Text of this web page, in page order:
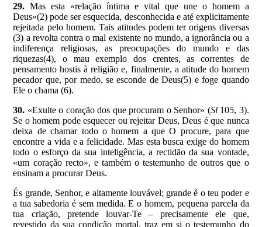
29. Mas esta «relação íntima e vital que une o homem a
Deus»(2) pode ser esquecida, desconhecida e até explicitamente
rejeitada pelo homem. Tais atitudes podem ter origens diversas
(3) a revolta contra o mal existente no mundo, a ignorância ou a
indiferença religiosas, as preocupações do mundo e das
riquezas(4), o mau exemplo dos crentes, as correntes de
pensamento hostis à religião e, finalmente, a atitude do homem
pecador que, por medo, se esconde de Deus(5) e foge quando
Ele o chama (6).
30. «Exulte o coração dos que procuram o Senhor» (Sl 105, 3).
Se o homem pode esquecer ou rejeitar Deus, Deus é que nunca
deixa de chamar todo o homem a que O procure, para que
encontre a vida e a felicidade. Mas esta busca exige do homem
todo o esforço da sua inteligência, a rectidão da sua vontade,
«um coração recto», e também o testemunho de outros que o
ensinam a procurar Deus.
És grande, Senhor, e altamente louvável; grande é o teu poder e
a tua sabedoria é sem medida. E o homem, pequena parcela da
tua criação, pretende louvar-Te
–
precisamente ele que,
revestido da sua condição mortal, traz em si o testemunho do